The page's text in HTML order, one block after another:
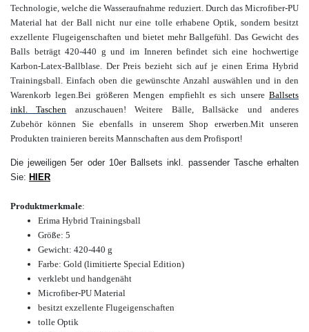
Technologie, welche die Wasseraufnahme reduziert. Durch das Microfiber-PU
Material hat der Ball nicht nur eine tolle erhabene Optik, sondern besitzt
exzellente Flugeigenschaften und bietet mehr Ballgefühl. Das Gewicht des
Balls beträgt 420-440 g und im Inneren befindet sich eine hochwertige
Karbon-Latex-Ballblase. Der Preis bezieht sich auf je einen Erima Hybrid
Trainingsball. Einfach oben die gewünschte Anzahl auswählen und in den
Warenkorb legen.Bei größeren Mengen empfiehlt es sich unsere Ballsets
inkl. Taschen anzuschauen! Weitere Bälle, Ballsäcke und anderes
Zubehör können Sie ebenfalls in unserem Shop erwerben.Mit unseren
Produkten trainieren bereits Mannschaften aus dem Profisport!
Die jeweiligen 5er oder 10er Ballsets inkl. passender Tasche erhalten
Sie: HIER
Produktmerkmale:
Erima Hybrid Trainingsball
Größe: 5
Gewicht: 420-440 g
Farbe: Gold (limitierte Special Edition)
verklebt und handgenäht
Microfiber-PU Material
besitzt exzellente Flugeigenschaften
tolle Optik